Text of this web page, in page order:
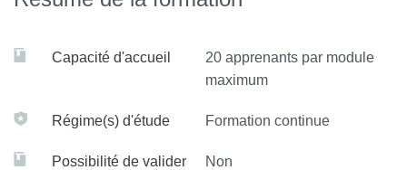
Capacité d'accueil
20 apprenants par module
maximum
Régime(s) d'étude Formation continue
Possibilité de valider
Non